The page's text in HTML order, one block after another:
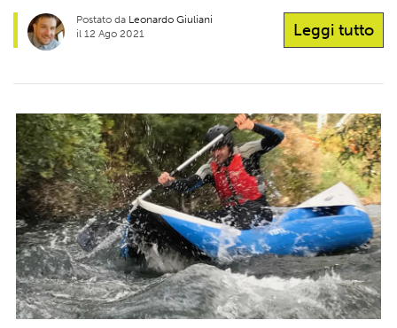
Leggi tutto
Postato da Leonardo Giuliani
il 12 Ago 2021